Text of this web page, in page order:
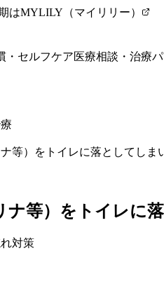
はMYLILY（マイリリー）
・セルフケア医療相談・治療
等）をトイレに落としてしま
ナ等）をトイレに
対策